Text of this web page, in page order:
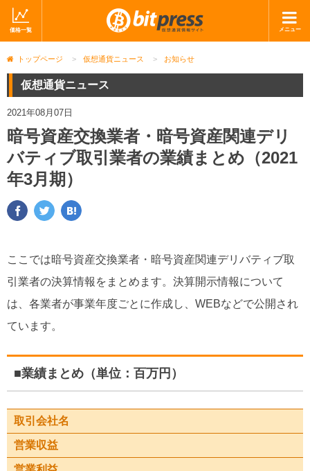
価格一覧 メニュー
ホーム
取引会社
コラム・レポート
ツイッター 動画
ショップ
トップページ > 仮想通貨ニュース > お知らせ
仮想通貨ニュース
2021年08月07日
暗号資産交換業者・暗号資産関連デリ
バティブ取引業者の業績まとめ（2021
年3月期）
ここでは暗号資産交換業者・暗号資産関連デリバティブ取
引業者の決算情報をまとめます。決算開示情報について
は、各業者が事業年度ごとに作成し、WEBなどで公開され
ています。
■業績まとめ（単位：百万円）
取引会社名
営業収益